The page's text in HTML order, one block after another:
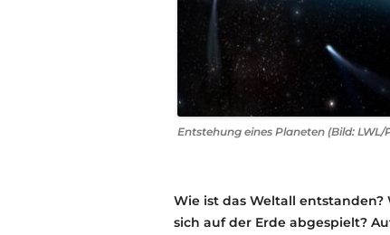
Entstehung eines Planeten (Bild: LWL/
Wie ist das Weltall
sich auf der Erde abgespielt?